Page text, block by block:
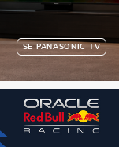
SE PANASONIC TV